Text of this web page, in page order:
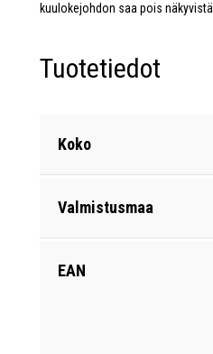
kuulokejohdon saa pois näkyvistä.
Tuotetiedot
Koko
Valmistusmaa
EAN